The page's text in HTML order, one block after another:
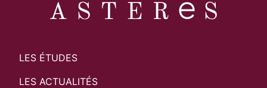
LES ÉTUDES
LES ACTUALITÉS